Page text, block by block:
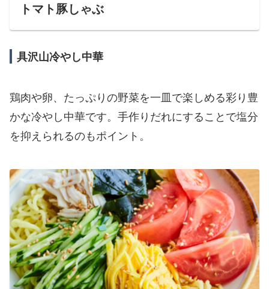
トマト豚しゃぶ
具沢山冷やし中華
鶏肉や卵、たっぷりの野菜を一皿で楽しめる彩り豊
かな冷やし中華です。手作りだれにすることで塩分
を抑えられるのもポイント。